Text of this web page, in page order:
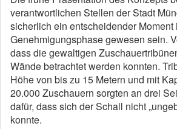
verantwortlichen Stellen der Stadt
sicherlich ein entscheidender
Genehmigungsphase gewesen sein.
dass die gewaltigen
Wände betrachtet werden konnten.
Höhe von bis zu 15 Metern und mit
20.000 Zuschauern sorgten an drei
dafür, dass sich der Schall nicht
konnte.